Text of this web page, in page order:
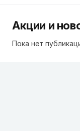
Акции и
Пока нет